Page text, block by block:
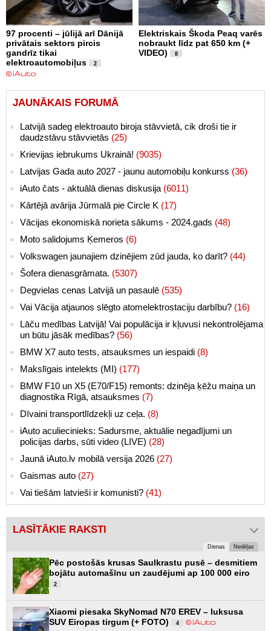
97 procenti – jūlijā arī Dānijā
privātais sektors pircis
gandrīz tikai
elektroautomobiļus
2
Elektriskais Škoda Peaq varēs
nobraukt līdz pat 650 km (+
VIDEO)
8
JAUNĀKAIS FORUMĀ
Latvijā sadeg elektroauto biroja stāvvietā, cik droši tie ir
daudzstāvu stāvvietās (25)
Krievijas iebrukums Ukrainā! (9035)
Latvijas Gada auto 2027 - jaunu automobiļu konkurss (36)
iAuto čats - aktuālā dienas diskusija (6011)
Kārtējā avārija Jūrmalā pie Circle K (17)
Vācijas ekonomiskā norieta sākums - 2024.gads (48)
Moto salidojums Ķemeros (6)
Volkswagen jaunajiem dzinējiem zūd jauda, ko darīt? (44)
Šofera dienasgrāmata. (5307)
Degvielas cenas Latvijā un pasaulē (535)
Vai Vācija atjaunos slēgto atomelektrostaciju darbību? (16)
Lāču medības Latvijā! Vai populācija ir kļuvusi nekontrolējama
un būtu jāsāk medības? (56)
BMW X7 auto tests, atsauksmes un iespaidi (8)
Makslīgais intelekts (MI) (177)
BMW F10 un X5 (E70/F15) remonts: dzinēja ķēžu maiņa un
diagnostika Rīgā, atsauksmes (7)
Dīvaini transportlīdzekļi uz ceļa. (8)
iAuto aculiecinieks: Sadursme, aktuālie negadījumi un
policijas darbs, sūti video (LIVE) (28)
Jaunā iAuto.lv mobilā versija 2026 (27)
Gaismas auto (27)
Vai tiešām latvieši ir komunisti? (41)
LASĪTĀKIE RAKSTI
Dienas Nedēļas
Pēc postošās krusas Saulkrastu pusē – desmitiem
bojātu automašīnu un zaudējumi ap 100 000 eiro
2
Xiaomi piesaka SkyNomad N70 EREV – luksusa
SUV Eiropas tirgum (+ FOTO)
4